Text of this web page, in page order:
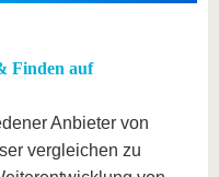
Finden auf
Anbieter von
vergleichen zu